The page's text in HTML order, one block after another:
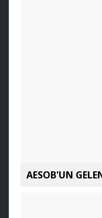
AESOB'UN